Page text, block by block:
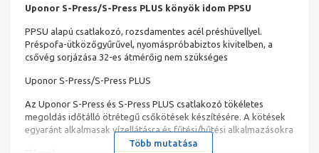
Uponor S-Press/S-Press PLUS könyök idom PPSU
PPSU alapú csatlakozó, rozsdamentes acél préshüvellyel.
Préspofa-ütközőgyűrűvel, nyomáspróbabiztos kivitelben, a
csővég sorjázása 32-es átmérőig nem szükséges
Uponor S-Press/S-Press PLUS
Az Uponor S-Press és S-Press PLUS csatlakozó tökéletes
megoldás időtálló ötrétegű csőkötések készítésére. A kötések
egyaránt alkalmasak vízellátásra és fűtési/hűtési alkalmazásokra
Több mutatása